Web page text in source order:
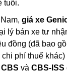
tuổi.
giá xe
lý bán xe tư
đồng (đã bao
phí thuế
và CBS-ISS